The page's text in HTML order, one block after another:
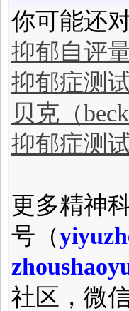
你可能还
抑郁自评量
抑郁症测
贝克（
抑郁症测
更多精神
号（
社区，微